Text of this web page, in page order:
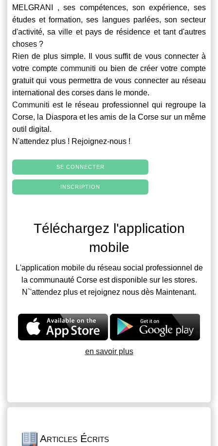
MELGRANI , ses compétences, son expérience, ses
études et formation, ses langues parlées, son secteur
d'activité, sa ville et pays de résidence et tant d'autres
choses ?
Rien de plus simple. Il vous suffit de vous connecter à
votre compte communiti ou bien de créer votre compte
gratuit qui vous permettra de vous connecter au réseau
international des corses dans le monde.
Communiti est le réseau professionnel qui regroupe la
Corse, la Diaspora et les amis de la Corse sur un même
outil digital.
N'attendez plus ! Rejoignez-nous !
SE CONNECTER
INSCRIPTION
Téléchargez l'application
mobile
L'application mobile du réseau social professionnel de
la communauté Corse est disponible sur les stores.
N`'attendez plus et rejoignez nous dès Maintenant.
en savoir plus
Articles Écrits